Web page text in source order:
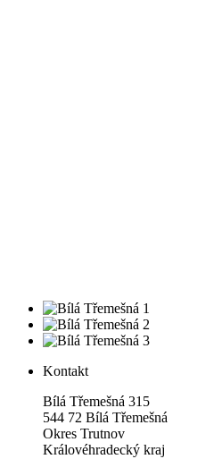
Kontakt
Bílá Třemešná 315
544 72 Bílá Třemešná
Okres Trutnov
Královéhradecký kraj